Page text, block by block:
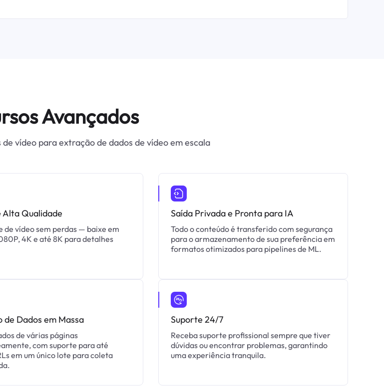
Avançados
de vídeo para extração de dados de vídeo em escala
Alta Qualidade
de vídeo sem perdas — baixe em
4K e até 8K para detalhes
Saída Privada e Pronta para IA
Todo o conteúdo é transferido com segurança
para o armazenamento de sua preferência em
formatos otimizados para pipelines de ML.
de Dados em Massa
de várias páginas
com suporte para até
em um único lote para coleta
Suporte 24/7
Receba suporte profissional sempre que tiver
dúvidas ou encontrar problemas, garantindo
uma experiência tranquila.